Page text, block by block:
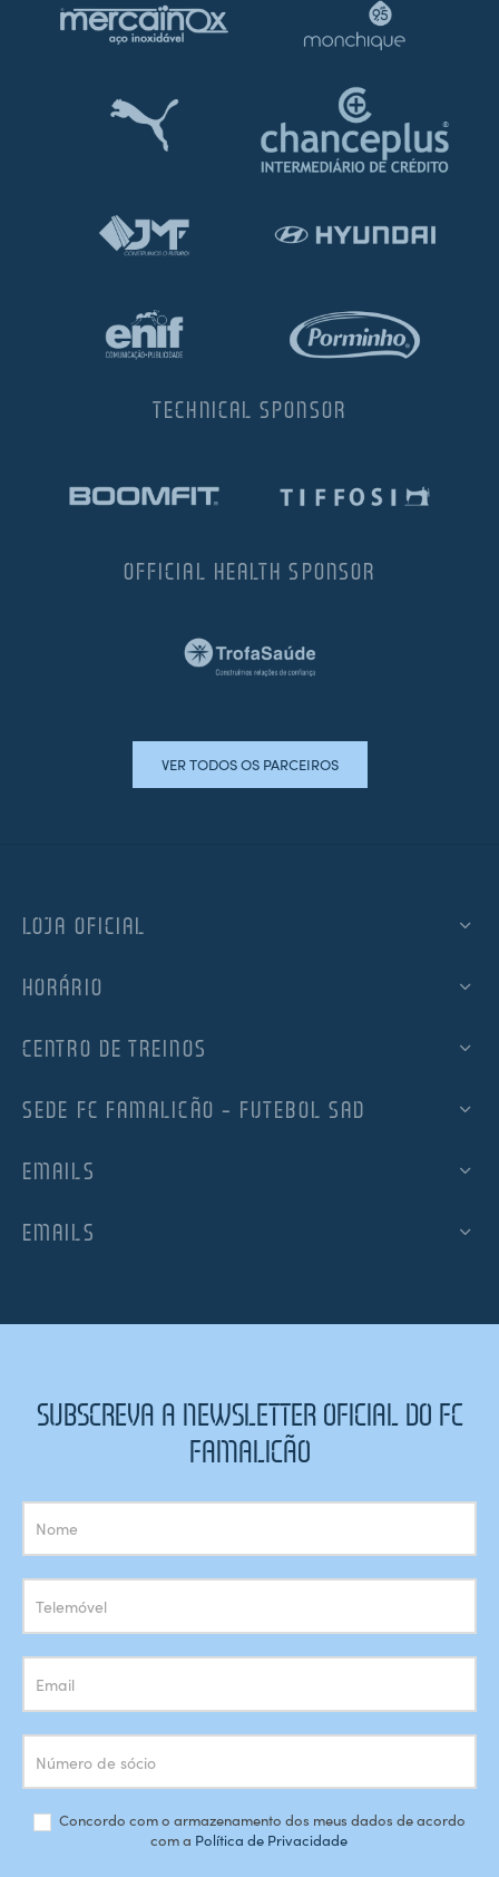
TECHNICAL SPONSOR
OFFICIAL HEALTH SPONSOR
VER TODOS OS PARCEIROS
LOJA OFICIAL
HORÁRIO
CENTRO DE TREINOS
SEDE FC FAMALICÃO – FUTEBOL SAD
EMAILS
EMAILS
SUBSCREVA A NEWSLETTER OFICIAL DO FC
FAMALICÃO
Subscrição
Newsletter
Concordo com o armazenamento dos meus dados de acordo
com a Política de Privacidade